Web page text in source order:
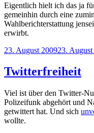
Eigentlich hielt ich das ja
gemeinhin durch eine
Wahlberichterstattung
erwirbt.
Veröffentlicht
23. August 200923.
Twitterfreiheit
Viel ist über den Twitter-
Polizeifunk abgehört und
getwittert hat. Und sich
wollte.